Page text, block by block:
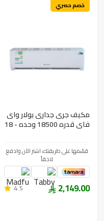
خصم حصري
مكيف جرى جدارى بولار واى
فاى قدره 18500 وحده - 18
GWC18AGDXF-D3NTA1F/O
قسّمها على طريقتك، اشتر الآن وادفع
لاحقاً
2,149.00
4.5